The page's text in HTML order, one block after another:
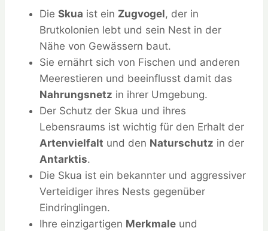
Die Skua ist ein Zugvogel, der in
Brutkolonien lebt und sein Nest in der
Nähe von Gewässern baut.
Sie ernährt sich von Fischen und anderen
Meerestieren und beeinflusst damit das
Nahrungsnetz in ihrer Umgebung.
Der Schutz der Skua und ihres
Lebensraums ist wichtig für den Erhalt der
Artenvielfalt und den Naturschutz in der
Antarktis.
Die Skua ist ein bekannter und aggressiver
Verteidiger ihres Nests gegenüber
Eindringlingen.
Ihre einzigartigen Merkmale und